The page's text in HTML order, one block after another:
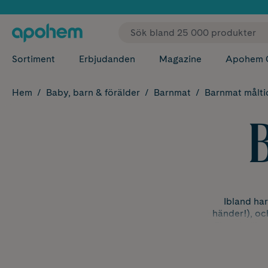
✓
Sortiment Erbjudanden Magazine Apohem
Hem Baby, barn & förälder Barnmat Barnmat
Ibland
händer!),